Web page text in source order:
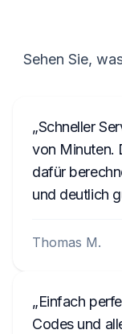
Sehen Sie,
Schneller
von Minuten.
dafür
und deutlich
Thomas M.
Einfach
Codes und